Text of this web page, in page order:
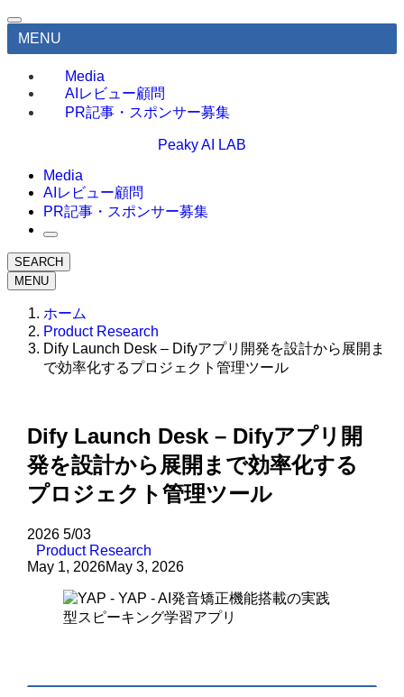
MENU
Media
AIレビュー顧問
PR記事・スポンサー募集
Peaky AI LAB
Media
AIレビュー顧問
PR記事・スポンサー募集
SEARCH
MENU
ホーム
Product Research
Dify Launch Desk – Difyアプリ開発を設計から展開ま
で効率化するプロジェクト管理ツール
Dify Launch Desk – Difyアプリ開
発を設計から展開まで効率化する
プロジェクト管理ツール
2026 5/03
Product Research
May 1, 2026May 3, 2026